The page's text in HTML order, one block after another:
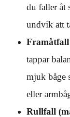
du faller åt
undvik att
Framåtfall
tappar
mjuk båge
eller
Rullfall